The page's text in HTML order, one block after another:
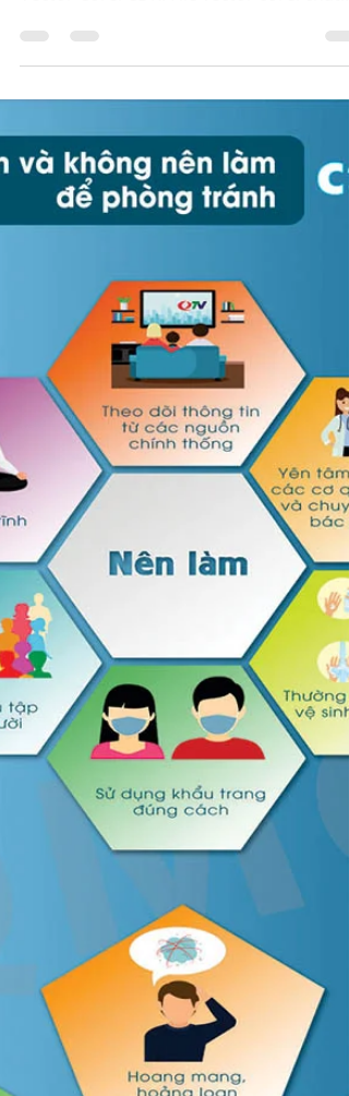
Đúng Cách File Vector
Corel CDR
Tay Thường Quy - Rửa Tay Đúng Cách File
Vector Corel CDR. File vector corel chất
lượng cao, chỉnh sửa